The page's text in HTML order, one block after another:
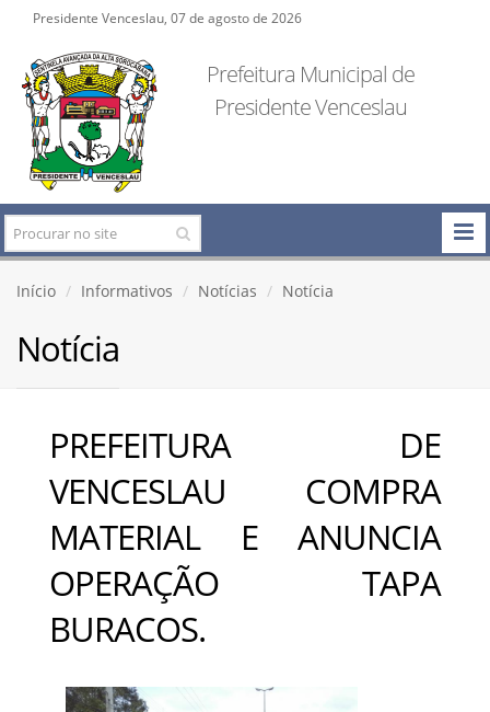
Presidente Venceslau, 07 de agosto de 2026
Prefeitura Municipal de
Presidente Venceslau
Início Informativos Notícias Notícia
Notícia
PREFEITURA DE
VENCESLAU COMPRA
MATERIAL E ANUNCIA
OPERAÇÃO TAPA
BURACOS.